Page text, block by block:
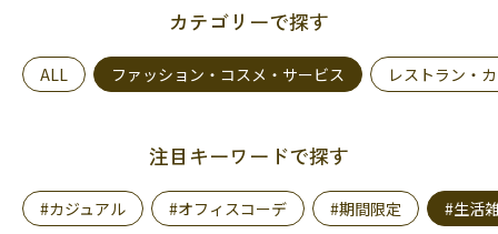
カテゴリーで探す
ALL ファッション・コスメ・サービス レストラン・
注目キーワードで探す
#カジュアル #オフィスコーデ #期間限定 #生活